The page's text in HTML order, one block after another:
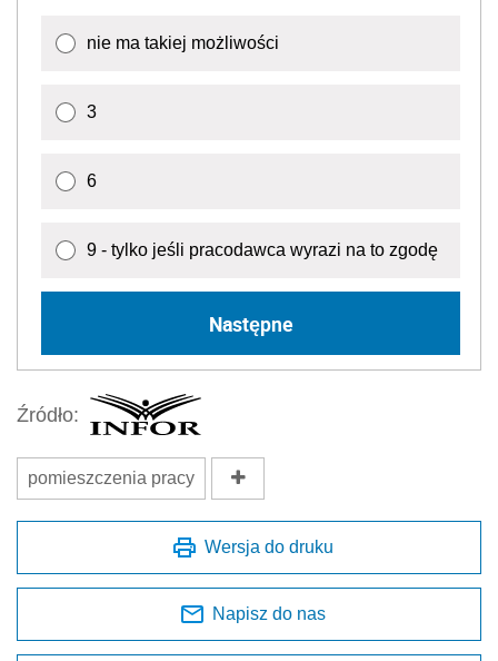
nie ma takiej możliwości
3
6
9 - tylko jeśli pracodawca wyrazi na to zgodę
Następne
Źródło:
pomieszczenia pracy
Wersja do druku
Napisz do nas